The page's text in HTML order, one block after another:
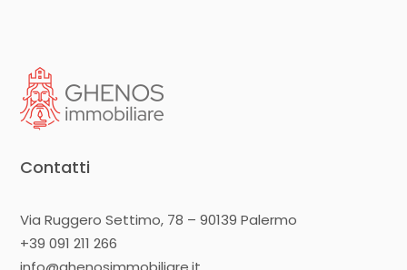
Contatti
Via Ruggero Settimo, 78 – 90139 Palermo
+39 091 211 266